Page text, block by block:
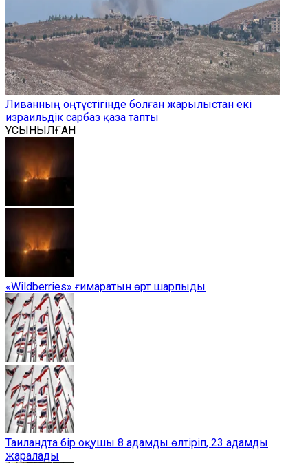
Ливанның оңтүстігінде болған жарылыстан екі
израильдік сарбаз қаза тапты
ҰСЫНЫЛҒАН
«Wildberries» ғимаратын өрт шарпыды
Таиландта бір оқушы 8 адамды өлтіріп, 23 адамды
жаралады